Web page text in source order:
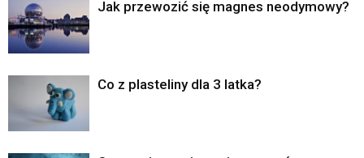
Jak przewozić się magnes neodymowy?
Co z plasteliny dla 3 latka?